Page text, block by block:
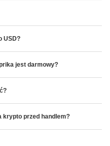
USD?
jest darmowy?
krypto przed handlem?